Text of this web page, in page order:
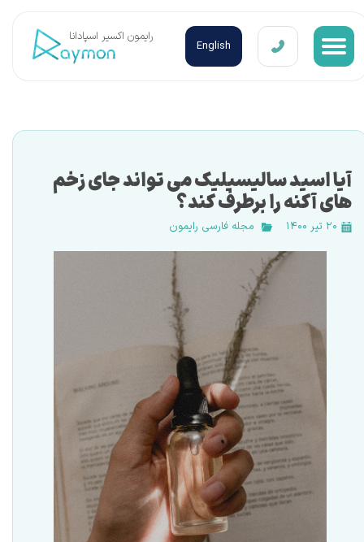
آیا اسید سالیسیلیک می تواند جای زخم
های آکنه را برطرف کند؟
۲۰ تیر ۱۴۰۰ مجله فارسی رایمون
​رایمون اکسیر اسپادانا
English